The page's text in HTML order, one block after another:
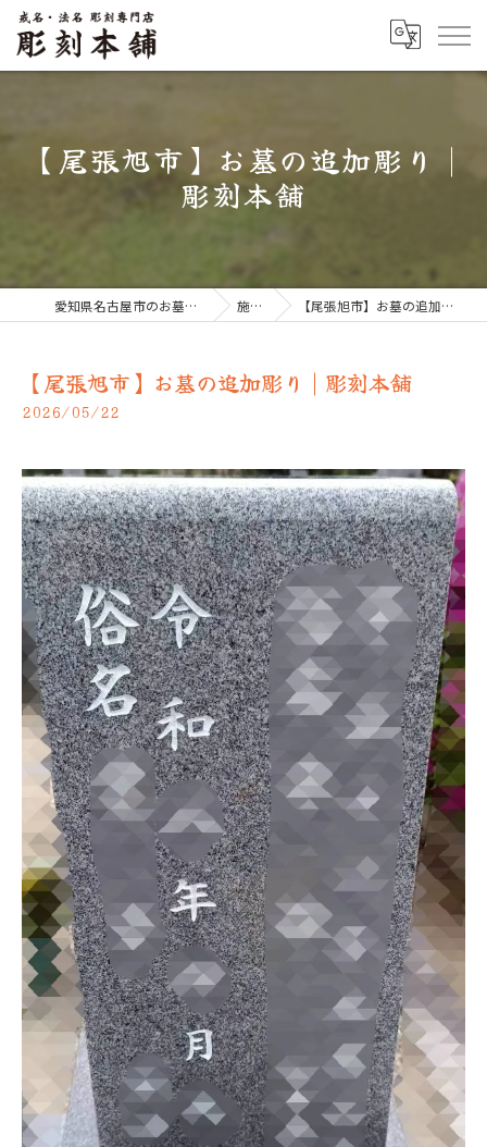
【尾張旭市】お墓の追加彫り |
彫刻本舗
愛知県名古屋市のお墓なら彫刻本舗 施工例 【尾張旭市】お墓の追加彫り | 彫刻本舗
【尾張旭市】お墓の追加彫り | 彫刻本舗
2026/05/22